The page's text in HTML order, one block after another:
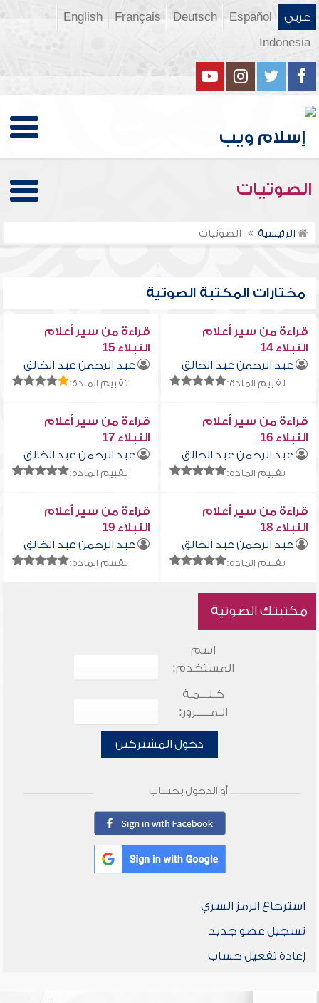
عربي Español
Deutsch
Français
English
Indonesia
الصوتيات
الرئيسية الصوتيات
مختارات المكتبة الصوتية
قراءة من سير أعلام
النبلاء 14
عبد الرحمن عبد الخالق
تقييم المادة:
قراءة من سير أعلام
النبلاء 15
عبد الرحمن عبد الخالق
تقييم المادة:
قراءة من سير أعلام
النبلاء 16
عبد الرحمن عبد الخالق
تقييم المادة:
قراءة من سير أعلام
النبلاء 17
عبد الرحمن عبد الخالق
تقييم المادة:
قراءة من سير أعلام
النبلاء 18
عبد الرحمن عبد الخالق
تقييم المادة:
قراءة من سير أعلام
النبلاء 19
عبد الرحمن عبد الخالق
تقييم المادة:
مكتبتك الصوتية
اسم
المستخدم:
كـلـــمـة
الـمـــــرور:
دخول المشتركين
أو الدخول بحساب
استرجاع الرمز السري
تسجيل عضو جديد
إعادة تفعيل حساب